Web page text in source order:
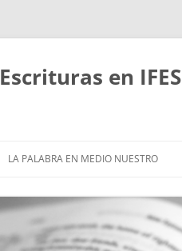
en IFES
Y ESTUDIOS
LA PALABRA EN MEDIO NUESTRO